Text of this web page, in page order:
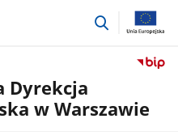
przejdź
Dyrekcja
w Warszawie